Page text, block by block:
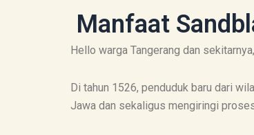
Manfaat
Hello warga Tangerang dan
Di tahun 1526, penduduk baru dari
Jawa dan sekaligus mengiringi